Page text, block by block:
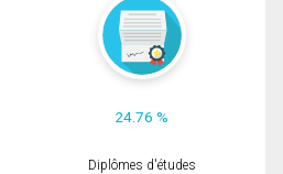
24.76 %
Diplômes d'études